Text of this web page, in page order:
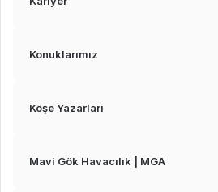
Konuklarımız
Köşe Yazarları
Mavi Gök Havacılık | MGA